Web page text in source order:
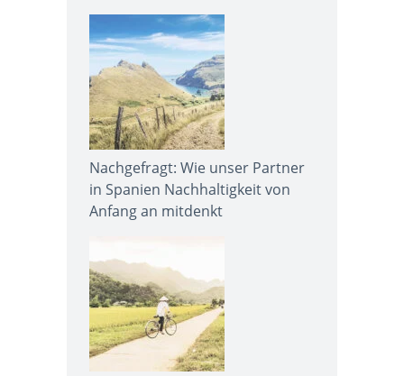
Nachgefragt: Wie unser Partner
in Spanien Nachhaltigkeit von
Anfang an mitdenkt